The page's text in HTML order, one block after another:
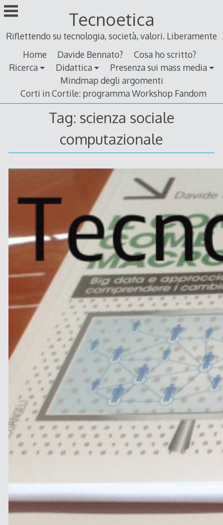
Skip
to
Tecnoetica
Riflettendo su tecnologia, società, valori. Liberamente
Home
Davide Bennato?
Cosa ho scritto?
Ricerca
Didattica
Presenza sui mass media
Mindmap degli argomenti
Corti in Cortile: programma Workshop Fandom
Tag: scienza sociale
computazionale